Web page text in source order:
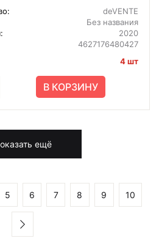
deVENTE
Без названия
2020
4627176480427
4 шт
В КОРЗИНУ
ещё
5 6 7 8 9 10